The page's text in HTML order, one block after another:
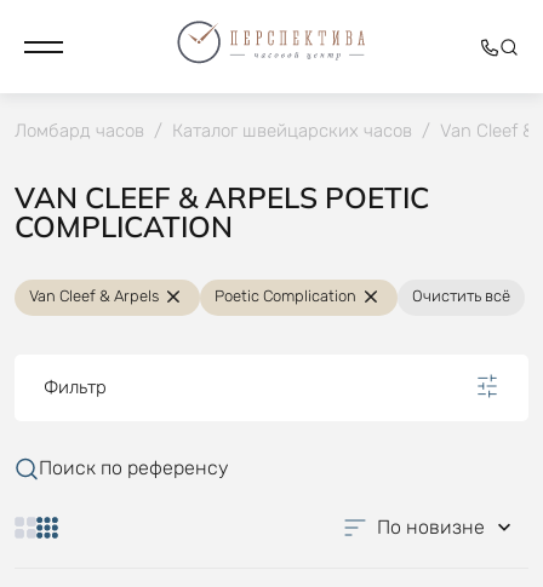
Ломбард часов / Каталог швейцарских часов / Van Cleef &
VAN CLEEF & ARPELS POETIC
COMPLICATION
Van Cleef & Arpels Poetic Complication Очистить всё
Фильтр
Поиск по референсу
По новизне